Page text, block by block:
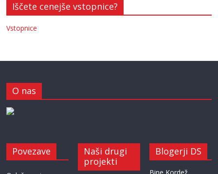
Iščete cenejše vstopnice?
Vstopnice
O nas
Povezave
Naši drugi
projekti
Blogerji DS